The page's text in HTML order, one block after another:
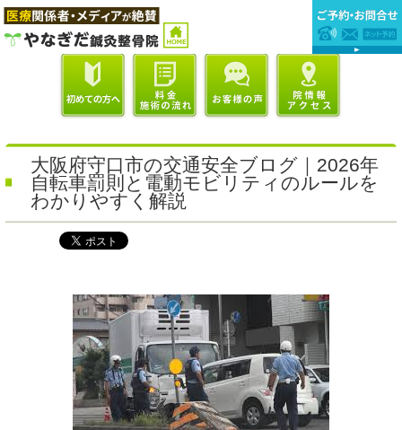
大阪府守口市の交通安全ブログ｜2026年
自転車罰則と電動モビリティのルールを
わかりやすく解説